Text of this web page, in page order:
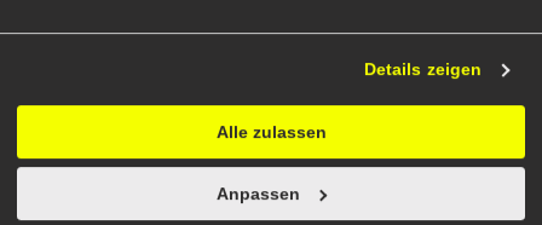
Details zeigen
Alle zulassen
Anpassen